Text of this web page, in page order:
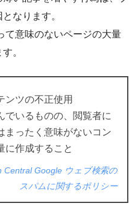
なります。
て意味のないページの大量
。
ンツの不正使用
でいるものの、閲覧者に
まったく意味がないコン
に作成すること
Central Google ウェブ検索の
スパムに関するポリシー